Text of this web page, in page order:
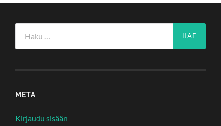
META
Kirjaudu sisään